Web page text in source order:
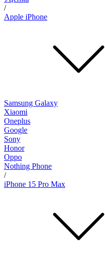
/
Apple iPhone
Samsung Galaxy
Xiaomi
Oneplus
Google
Sony
Honor
Oppo
Nothing Phone
/
iPhone 15 Pro Max